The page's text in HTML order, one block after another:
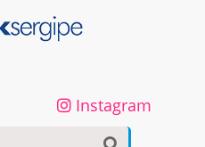
Instagram